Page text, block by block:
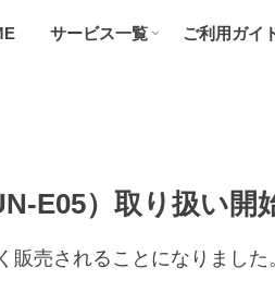
サービス一覧 ご利用ガイ
E05）取り扱い開
売されることになりました